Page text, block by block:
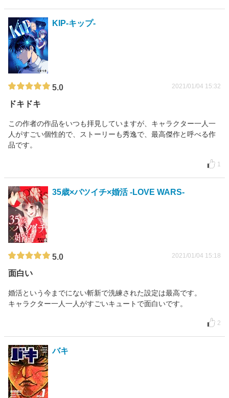
KIP-キップ-
5.0 2021/01/04 15:32
ドキドキ
この作者の作品をいつも拝見していますが、キャラクター一人一
人がすごい個性的で、ストーリーも秀逸で、最高傑作と呼べる作
品です。
1
35歳×バツイチ×婚活 -LOVE WARS-
5.0 2021/01/04 15:18
面白い
婚活という今までにない斬新で洗練された設定は最高です。
キャラクター一人一人がすごいキュートで面白いです。
2
バキ